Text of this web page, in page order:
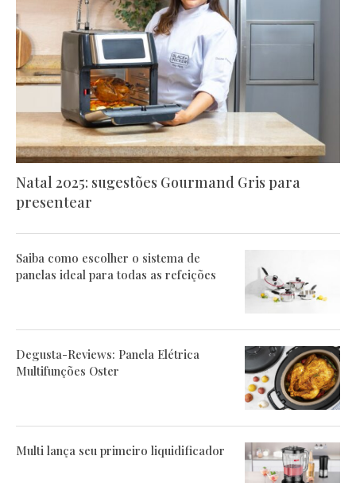
Natal 2025: sugestões Gourmand Gris para
presentear
Saiba como escolher o sistema de
panelas ideal para todas as refeições
Degusta-Reviews: Panela Elétrica
Multifunções Oster
Multi lança seu primeiro liquidificador